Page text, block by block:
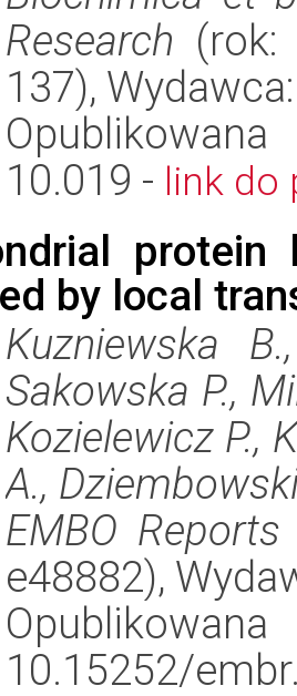
Research
137),
Opublikowana
10.019 - link do
by local
Kuzniewska
Sakowska P.,
Kozielewicz P.,
A.,
EMBO Reports
e48882),
Opublikowana
10.15252/